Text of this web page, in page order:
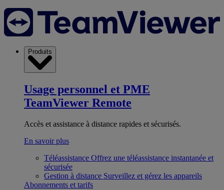
Produits
Usage personnel et PME
TeamViewer Remote
Accès et assistance à distance rapides et sécurisés.
En savoir plus
Téléassistance Offrez une téléassistance instantanée et
sécurisée
Gestion à distance Surveillez et gérez les appareils
Abonnements et tarifs